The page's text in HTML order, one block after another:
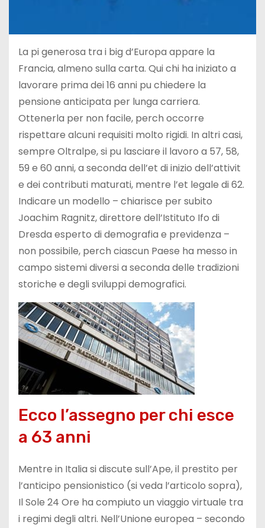
La pi generosa tra i big d’Europa appare la
Francia, almeno sulla carta. Qui chi ha iniziato a
lavorare prima dei 16 anni pu chiedere la
pensione anticipata per lunga carriera.
Ottenerla per non facile, perch occorre
rispettare alcuni requisiti molto rigidi. In altri casi,
sempre Oltralpe, si pu lasciare il lavoro a 57, 58,
59 e 60 anni, a seconda dell’et di inizio dell’attivit
e dei contributi maturati, mentre l’et legale di 62.
Indicare un modello – chiarisce per subito
Joachim Ragnitz, direttore dell’Istituto Ifo di
Dresda esperto di demografia e previdenza –
non possibile, perch ciascun Paese ha messo in
campo sistemi diversi a seconda delle tradizioni
storiche e degli sviluppi demografici.
Ecco l’assegno per chi esce
a 63 anni
Mentre in Italia si discute sull’Ape, il prestito per
l’anticipo pensionistico (si veda l’articolo sopra),
Il Sole 24 Ore ha compiuto un viaggio virtuale tra
i regimi degli altri. Nell’Unione europea – secondo